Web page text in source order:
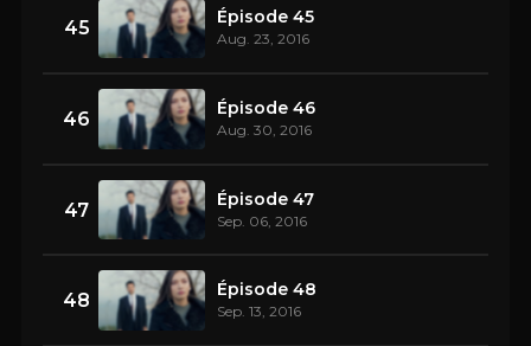
45 Épisode 45
Aug. 23, 2016
46 Épisode 46
Aug. 30, 2016
47 Épisode 47
Sep. 06, 2016
48 Épisode 48
Sep. 13, 2016